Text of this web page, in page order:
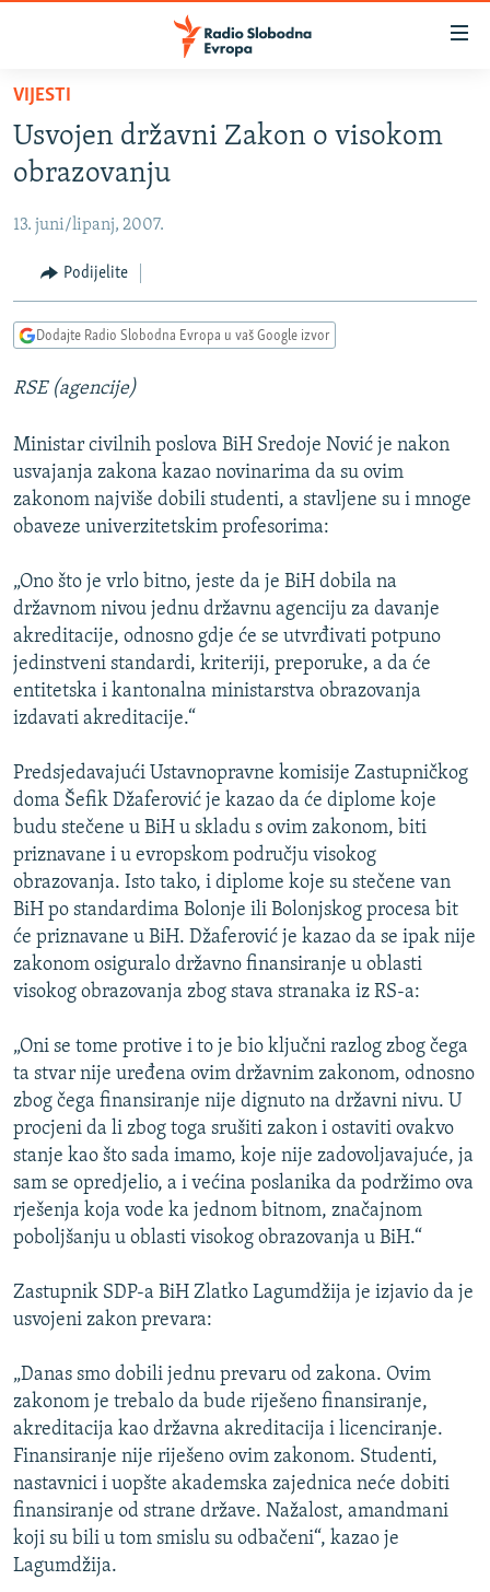
Pređite
glavni
sadržaj
na
navigaciju
Pređite
na
BOSNA I HERCEGOVINA
KOSOVO
CRNA GORA
VIDEO
FOTOGALERIJE
INFOGRAFIKE
PODCASTI
RAT U UKRAJINI
KINA NA BALKANU
RSE PRIČE IZ SVIJETA
ISPRIČAJ MI
SPECIJALI RSE
VIŠE OD NASLOVA
GENOCID U SREBRENICI
POPLAVE I KLIZIŠTA U BIH 2024.
POST SCRIPTUM
MOJA EVROPA
TRI DECENIJE OD RATA U BIH
SVE KARTE DEJTONA
NASTANAK I RASPAD JUGOSLAVIJE
PRATITE NAS
VIJESTI
Usvojen državni Zakon o visokom
obrazovanju
13. juni/lipanj, 2007.
Podijelite
Dodajte Radio Slobodna Evropa u vaš Google izvor
RSE (agencije)
Ministar civilnih poslova BiH Sredoje Nović je nakon
usvajanja zakona kazao novinarima da su ovim
zakonom najviše dobili studenti, a stavljene su i mnoge
obaveze univerzitetskim profesorima:
„Ono što je vrlo bitno, jeste da je BiH dobila na
državnom nivou jednu državnu agenciju za davanje
akreditacije, odnosno gdje će se utvrđivati potpuno
jedinstveni standardi, kriteriji, preporuke, a da će
entitetska i kantonalna ministarstva obrazovanja
izdavati akreditacije.“
Predsjedavajući Ustavnopravne komisije Zastupničkog
doma Šefik Džaferović je kazao da će diplome koje
budu stečene u BiH u skladu s ovim zakonom, biti
priznavane i u evropskom području visokog
obrazovanja. Isto tako, i diplome koje su stečene van
BiH po standardima Bolonje ili Bolonjskog procesa bit
će priznavane u BiH. Džaferović je kazao da se ipak nije
zakonom osiguralo državno finansiranje u oblasti
visokog obrazovanja zbog stava stranaka iz RS-a:
„Oni se tome protive i to je bio ključni razlog zbog čega
ta stvar nije uređena ovim državnim zakonom, odnosno
zbog čega finansiranje nije dignuto na državni nivu. U
procjeni da li zbog toga srušiti zakon i ostaviti ovakvo
stanje kao što sada imamo, koje nije zadovoljavajuće, ja
sam se opredjelio, a i većina poslanika da podržimo ova
rješenja koja vode ka jednom bitnom, značajnom
poboljšanju u oblasti visokog obrazovanja u BiH.“
Zastupnik SDP-a BiH Zlatko Lagumdžija je izjavio da je
usvojeni zakon prevara:
„Danas smo dobili jednu prevaru od zakona. Ovim
zakonom je trebalo da bude riješeno finansiranje,
akreditacija kao državna akreditacija i licenciranje.
Finansiranje nije riješeno ovim zakonom. Studenti,
nastavnici i uopšte akademska zajednica neće dobiti
finansiranje od strane države. Nažalost, amandmani
koji su bili u tom smislu su odbačeni“, kazao je
Lagumdžija.